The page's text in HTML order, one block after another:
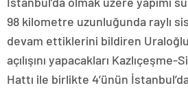
98 kilometre uzunluğunda raylı
devam ettiklerini bildiren
açılışını yapacakları
Hattı ile birlikte 4’ünün